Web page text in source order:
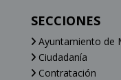
SECCIONES
Ayuntamiento de
Ciudadanía
Contratación